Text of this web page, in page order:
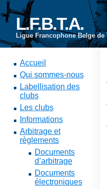
L.F.B.T.A.
Ligue Francophone Belge de
Accueil
Qui sommes-nous
Labellisation des
clubs
Les clubs
Informations
Arbitrage et
règlements
Documents
d’arbitrage
Documents
électroniques